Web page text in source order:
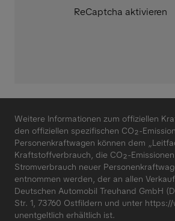
ReCaptcha aktivieren
Weitere Informationen zum offiziellen
den offiziellen spezifischen CO₂-
Personenkraftwagen können dem
Kraftstoffverbrauch, die CO₂-
Stromverbrauch neuer
entnommen werden, der an allen
Deutschen Automobil Treuhand GmbH
Str. 1, 73760 Ostfildern und unter
unentgeltlich erhältlich ist.